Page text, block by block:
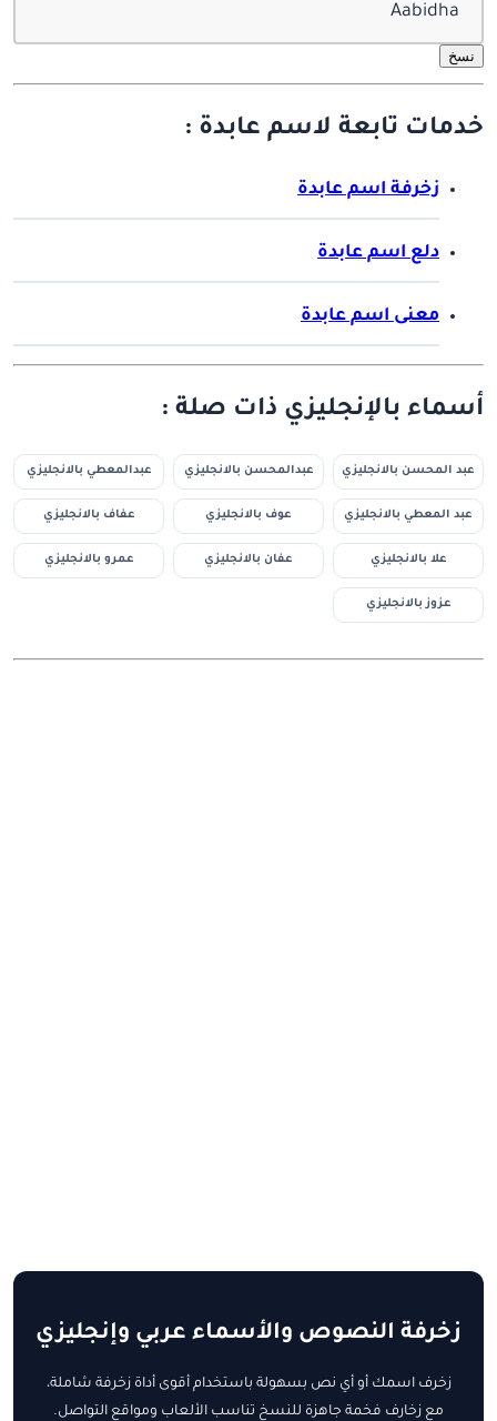
Aabidha
نسخ
خدمات تابعة لاسم عابدة :
زخرفة اسم عابدة
دلع اسم عابدة
معنى اسم عابدة
أسماء بالإنجليزي ذات صلة :
عبد المحسن بالانجليزي عبدالمحسن بالانجليزي عبدالمعطي بالانجليزي
عبد المعطي بالانجليزي عوف بالانجليزي عفاف بالانجليزي
علا بالانجليزي عفان بالانجليزي عمرو بالانجليزي
عزوز بالانجليزي
زخرفة النصوص والأسماء عربي وإنجليزي
زخرف اسمك أو أي نص بسهولة باستخدام أقوى أداة زخرفة شاملة،
مع زخارف فخمة جاهزة للنسخ تناسب الألعاب ومواقع التواصل.